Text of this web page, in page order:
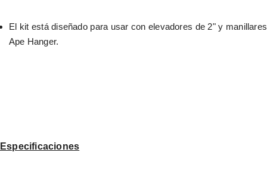
El kit está diseñado para usar con elevadores de 2" y manillares
Ape Hanger.
Especificaciones